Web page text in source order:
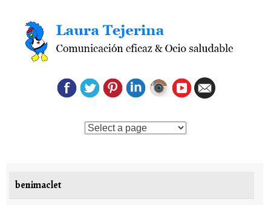
Saltar al contenido
benimaclet